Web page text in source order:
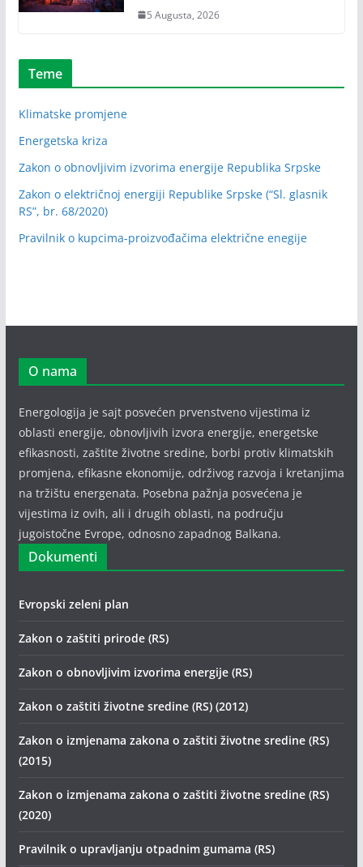
5 Augusta, 2026
Teme
Klimatske promjene
Energetska kriza
Zakon o obnovljivim izvorima energije Republika Srpske
Zakon o električnoj energiji Republike Srpske (“Sl. glasnik
RS”, br. 68/2020)
Pravilnik o kupcima-proizvođačima električne enegije
O nama
Energologija je sajt posvećen prvenstveno vijestima iz
oblasti energije, obnovljivih izvora energije, energetske
efikasnosti, zaštite životne sredine, borbi protiv klimatskih
promjena, efikasne ekonomije, održivog razvoja i kretanjima
na tržištu energenata. Posebna pažnja posvećena je
vijestima iz ovih, ali i drugih oblasti, na području
jugoistočne Evrope, odnosno zapadnog Balkana.
Dokumenti
Evropski zeleni plan
Zakon o zaštiti prirode (RS)
Zakon o obnovljivim izvorima energije (RS)
Zakon o zaštiti životne sredine (RS) (2012)
Zakon o izmjenama zakona o zaštiti životne sredine (RS)
(2015)
Zakon o izmjenama zakona o zaštiti životne sredine (RS)
(2020)
Pravilnik o upravljanju otpadnim gumama (RS)